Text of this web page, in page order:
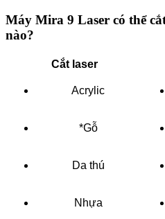
Máy Mira 9 Laser có thể
nào?
Cắt laser
Acrylic
*Gỗ
Da thú
Nhựa